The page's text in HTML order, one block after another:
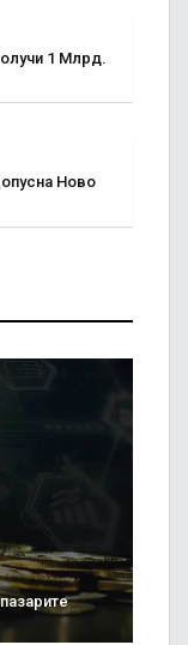
1 Млрд.
Ново